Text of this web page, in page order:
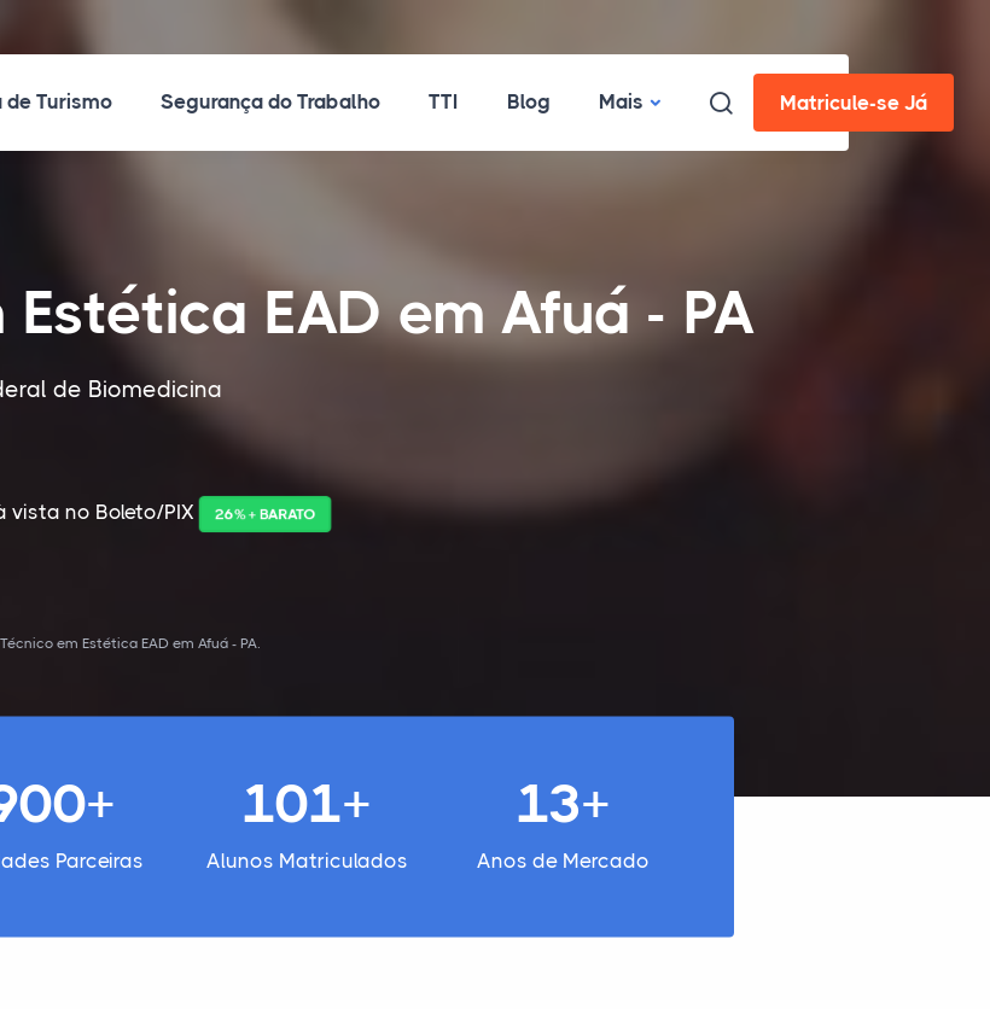
de Turismo Segurança do Trabalho TTI Blog Mais Matricule-se Já
EAD em Afuá - PA
de Biomedicina
vista no Boleto/PIX 26% + BARATO
em Estética EAD em Afuá - PA.
Parceiras
101+
Alunos Matriculados
13+
Anos de Mercado